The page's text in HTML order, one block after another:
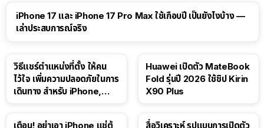
iPhone 17 และ iPhone 17 Pro Max ใช้เกือบปี เป็นยังไงบ้าง —
เล่าประสบการณ์จริง
วิธีแชร์ตำแหน่งที่ตั้ง ให้คน
ไว้ใจ เพิ่มความปลอดภัยในการ
เดินทาง สำหรับ iPhone,
Huawei เปิดตัว MateBook
Fold รุ่นปี 2026 ใช้ชิป Kirin
X90 Plus
เตือน! อย่าเอา iPhone แช่ตู้
สื่อวิเคราะห์ รูปแบบการเปิดตัว